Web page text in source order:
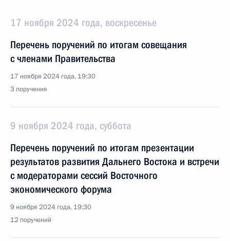
17 ноября 2024 года, воскресенье
Перечень поручений по итогам совещания
с членами Правительства
17 ноября 2024 года, 19:30
3 поручения
9 ноября 2024 года, суббота
Перечень поручений по итогам презентации
результатов развития Дальнего Востока и встречи
с модераторами сессий Восточного
экономического форума
9 ноября 2024 года, 19:30
12 поручений